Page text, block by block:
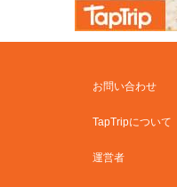
お問い合わせ
TapTripについて
運営者